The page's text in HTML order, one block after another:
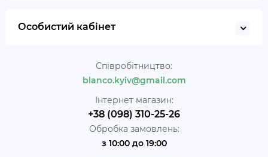
Особистий кабінет
Співробітництво:
blanco.kyiv@gmail.com
Інтернет магазин:
+38 (098) 310-25-26
Обробка замовлень:
з 10:00 до 19:00